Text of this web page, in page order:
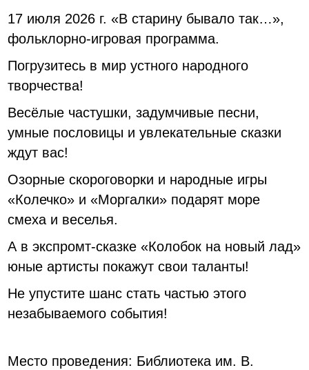
17 июля 2026 г. «В старину бывало так…»,
фольклорно-игровая программа.
Погрузитесь в мир устного народного
творчества!
Весёлые частушки, задумчивые песни,
умные пословицы и увлекательные сказки
ждут вас!
Озорные скороговорки и народные игры
«Колечко» и «Моргалки» подарят море
смеха и веселья.
А в экспромт-сказке «Колобок на новый лад»
юные артисты покажут свои таланты!
Не упустите шанс стать частью этого
незабываемого события!
Место проведения: Библиотека им. В.